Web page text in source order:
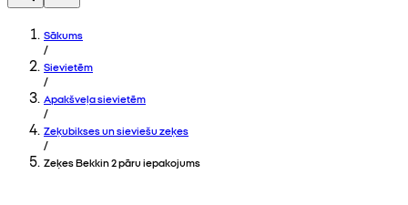
Sākums
/
Sievietēm
/
Apakšveļa sievietēm
/
Zeķubikses un sieviešu zeķes
/
Zeķes Bekkin 2 pāru iepakojums